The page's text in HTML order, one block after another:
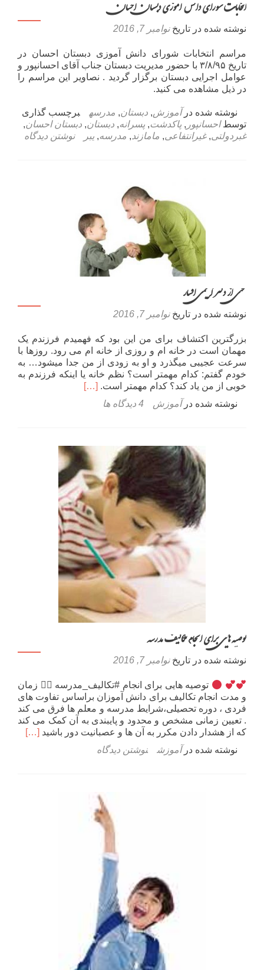
انتخابات شورای دانش آموزی دبستان احسان
نوشته شده در تاریخنوامبر 7, 2016
مراسم انتخابات شورای دانش آموزی دبستان احسان در
تاریخ ۳/۸/۹۵ با حضور مدیریت دبستان جناب آقای احسانپور و
عوامل اجرایی دبستان برگزار گردید . نصاویر این مراسم را
در ذیل مشاهده می کنید.
نوشته شده درآموزش, دبستان, مدرسه
برچسب گذاری
توسطاحسانپور , پاکدشت, پسرانه, دبستان, دبستان احسان,
غبردولتی,غیرانتفاعی, مامازند, مدرسه, یبر نوشتن دیدگاه
سخنی از دکتر کریمی افشار
نوشته شده در تاریخنوامبر 7, 2016
بزرگترین اکتشاف برای من این بود که فهمیدم فرزندم یک
مهمان است در خانه ام و روزی از خانه ام می رود. روزها با
سرعت عجیبی میگذرد و او به زودی از من جدا میشود… به
خودم گفتم: کدام مهمتر است؟ نظم خانه یا اینکه فرزندم به
خوبی از من یاد کند؟ کدام مهمتر است. اطلاعت
کریمی
افشار
[…]
نوشته شده درآموزش 4 دیدگاه ها
توصیه هایی برای انجام تکالیف مدرسه
نوشته شده در تاریخنوامبر 7, 2016
توصیه هایی برای انجام #تکالیف_مدرسه ۱⃣ زمان
و مدت انجام تکالیف برای دانش آموزان براساس تفاوت های
فردی ، دوره تحصیلی،شرایط مدرسه و معلم ها فرق می کند
. تعیین زمانی مشخص و محدود و پایبندی به آن کمک می کند
که از هشدار دادن مکرر به آن ها و عصبانیت دور باشید اطلاعت
[…]
نوشته شده درآموزش نوشتن دیدگاه